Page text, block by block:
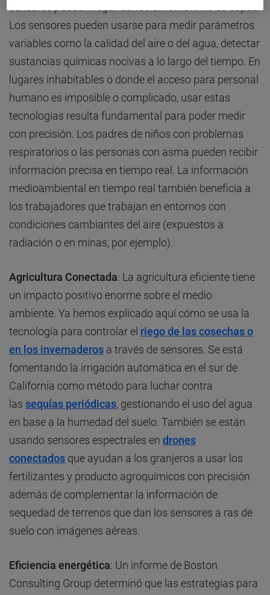
sensores pueden llegar donde el hombre no es capaz.
Los sensores pueden usarse para medir parámetros
variables como la calidad del aire o del agua, detectar
sustancias químicas nocivas a lo largo del tiempo. En
lugares inhabitables o donde el acceso para personal
humano es imposible o complicado, usar estas
tecnologías resulta fundamental para poder medir
con precisión. Los padres de niños con problemas
respiratorios o las personas con asma pueden recibir
información precisa en tiempo real. La información
medioambiental en tiempo real también beneficia a
los trabajadores que trabajan en entornos con
condiciones cambiantes del aire (expuestos a
radiación o en minas, por ejemplo).
Agricultura Conectada: La agricultura eficiente tiene
un impacto positivo enorme sobre el medio
ambiente. Ya hemos explicado aquí cómo se usa la
tecnología para controlar el riego de las cosechas o
en los invernaderos a través de sensores. Se está
fomentando la irrigación automática en el sur de
California como método para luchar contra
las sequías periódicas, gestionando el uso del agua
en base a la humedad del suelo. También se están
usando sensores espectrales en drones
conectados que ayudan a los granjeros a usar los
fertilizantes y producto agroquímicos con precisión
además de complementar la información de
sequedad de terrenos que dan los sensores a ras de
suelo con imágenes aéreas.
Eficiencia energética: Un informe de Boston
Consulting Group determinó que las estrategias para